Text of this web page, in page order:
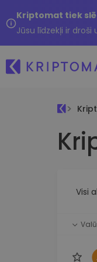
Kriptomat tiek
Jūsu līdzekļi ir
Visi